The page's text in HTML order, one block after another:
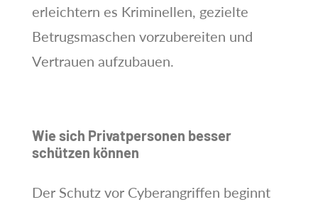
erleichtern es Kriminellen, gezielte
Betrugsmaschen vorzubereiten und
Vertrauen aufzubauen.
Wie sich Privatpersonen besser
schützen können
Der Schutz vor Cyberangriffen beginnt